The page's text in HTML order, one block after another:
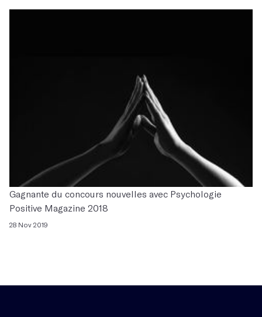
Gagnante du concours nouvelles avec Psychologie
Positive Magazine 2018
28 Nov 2019